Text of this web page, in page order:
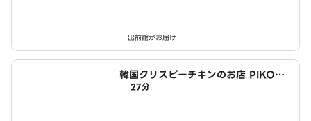
出前館がお届け
韓国クリスピーチキンのお店 PIKO＆
清田店
27分